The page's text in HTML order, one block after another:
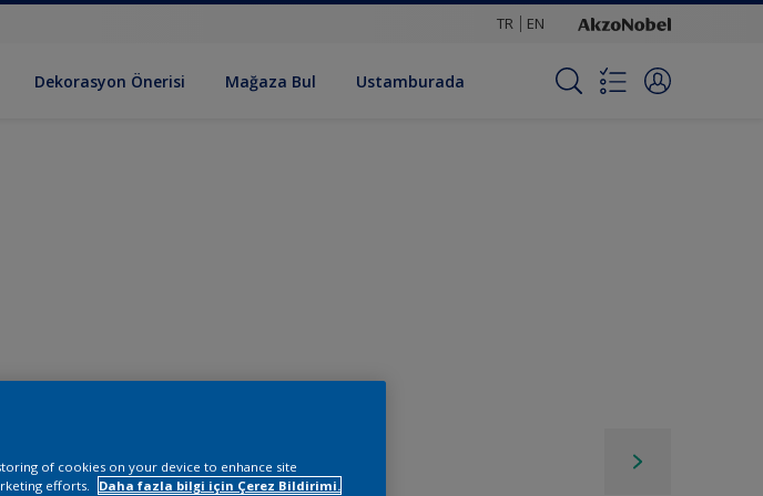
TR EN
Dekorasyon Önerisi Mağaza Bul Ustamburada
of cookies on your device to enhance site
efforts.
Daha fazla bilgi için Çerez Bildirimi.